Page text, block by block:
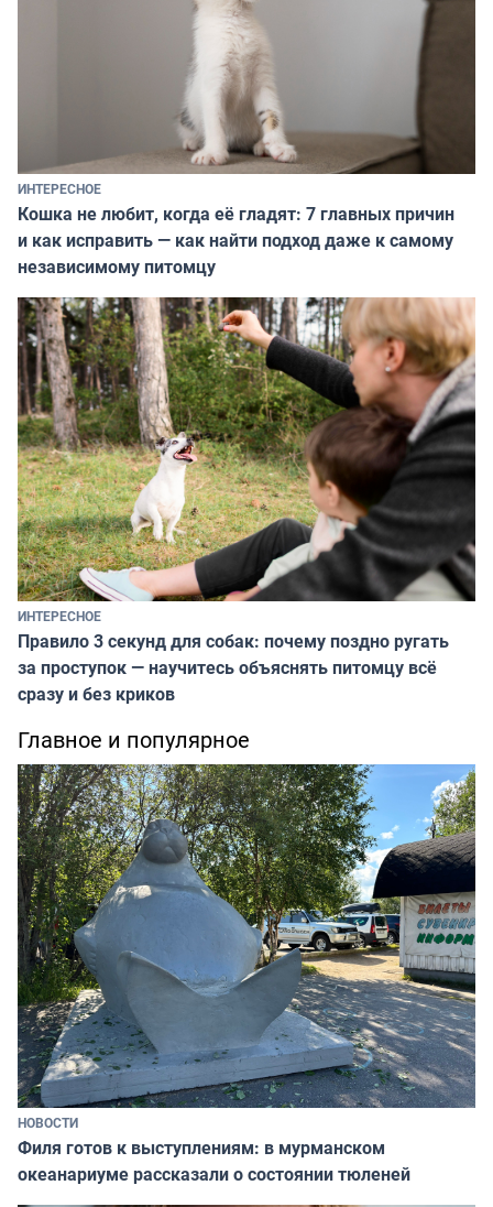
ИНТЕРЕСНОЕ
Кошка не любит, когда её гладят: 7 главных причин
и как исправить — как найти подход даже к самому
независимому питомцу
ИНТЕРЕСНОЕ
Правило 3 секунд для собак: почему поздно ругать
за проступок — научитесь объяснять питомцу всё
сразу и без криков
Главное и популярное
НОВОСТИ
Филя готов к выступлениям: в мурманском
океанариуме рассказали о состоянии тюленей